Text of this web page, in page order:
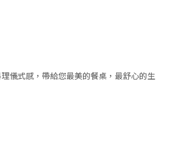
儀式感，帶給您最美的餐桌，最舒心的生